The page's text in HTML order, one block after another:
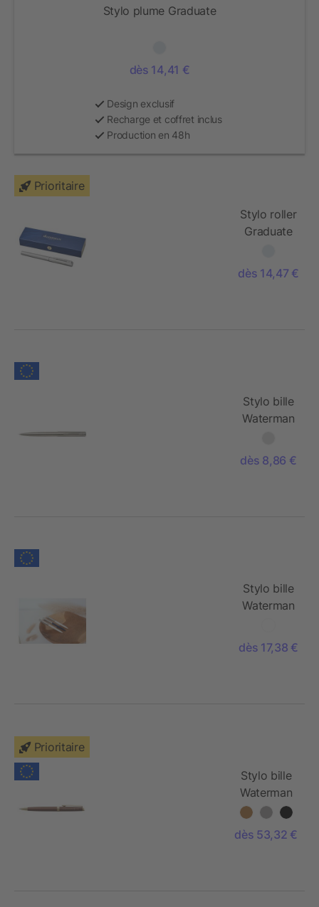
Stylo plume Graduate
dès 14,41 €
Design exclusif
Recharge et coffret inclus
Production en 48h
Prioritaire
Stylo roller
Graduate
dès 14,47 €
Stylo bille
Waterman
dès 8,86 €
Stylo bille
Waterman
dès 17,38 €
Prioritaire
Stylo bille
Waterman
Hemisphere
dès 53,32 €